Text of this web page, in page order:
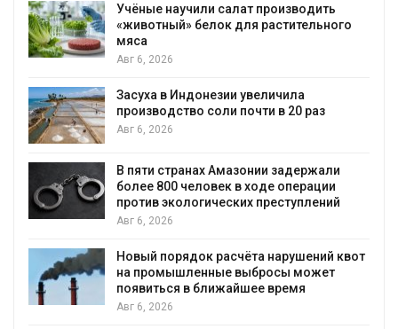
салат производить
белок для растительного
Индонезии увеличила
соли почти в 20 раз
Амазонии задержали
человек в ходе операции
преступлений
расчёта нарушений квот
выбросы может
в ближайшее время
Изменение
бабочек по
бизнеса
Москвариум
Авг 5, 2026
проверяют
Авг 5, 2026